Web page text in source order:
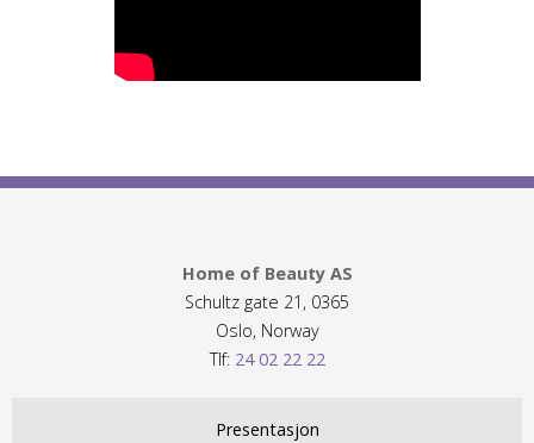
Home of Beauty AS
Schultz gate 21, 0365
Oslo, Norway
Tlf: 24 02 22 22
Presentasjon